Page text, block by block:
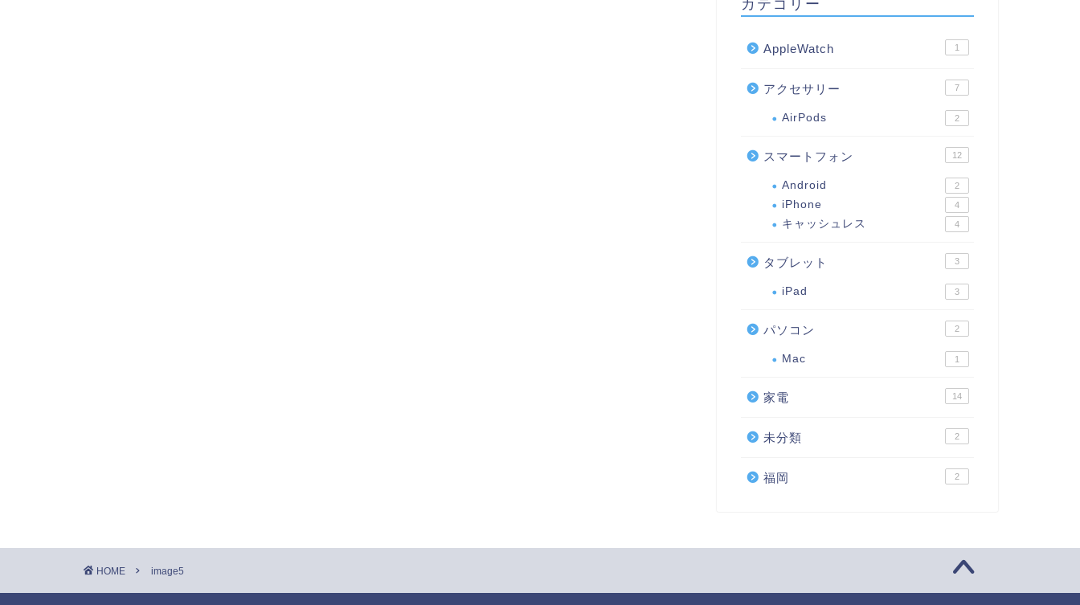
AppleWatch 1
アクセサリー 7
AirPods 2
スマートフォン 12
Android 2
iPhone 4
キャッシュレス 4
タブレット 3
iPad 3
パソコン 2
Mac 1
家電 14
未分類 2
福岡 2
HOME image5